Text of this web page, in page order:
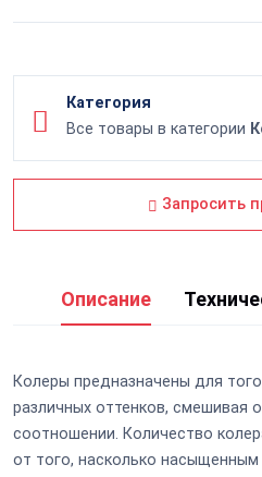
Категория
Все товары в категории
Запросить
Описание
Колеры предназначены для
различных оттенков, смешивая
соотношении. Количество
от того, насколько